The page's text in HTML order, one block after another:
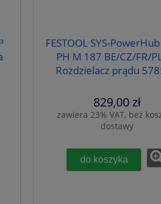
FESTOOL SYS-
PH M 187 BE/CZ/FR/
Rozdzielacz prądu
829,00 zł
zawiera 23% VAT, bez
dostawy
do koszyka